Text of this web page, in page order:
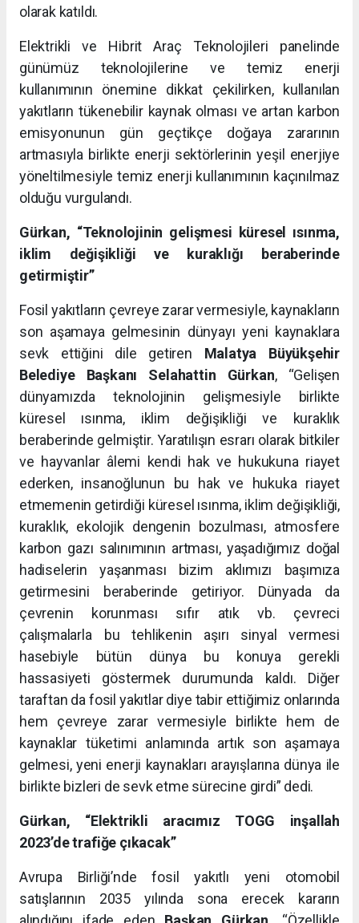
olarak katıldı.
Elektrikli ve Hibrit Araç Teknolojileri panelinde
günümüz teknolojilerine ve temiz enerji
kullanımının önemine dikkat çekilirken, kullanılan
yakıtların tükenebilir kaynak olması ve artan karbon
emisyonunun gün geçtikçe doğaya zararının
artmasıyla birlikte enerji sektörlerinin yeşil enerjiye
yöneltilmesiyle temiz enerji kullanımının kaçınılmaz
olduğu vurgulandı.
Gürkan, “Teknolojinin gelişmesi küresel ısınma,
iklim değişikliği ve kuraklığı beraberinde
getirmiştir”
Fosil yakıtların çevreye zarar vermesiyle, kaynakların
son aşamaya gelmesinin dünyayı yeni kaynaklara
sevk ettiğini dile getiren Malatya Büyükşehir
Belediye Başkanı Selahattin Gürkan, “Gelişen
dünyamızda teknolojinin gelişmesiyle birlikte
küresel ısınma, iklim değişikliği ve kuraklık
beraberinde gelmiştir. Yaratılışın esrarı olarak bitkiler
ve hayvanlar âlemi kendi hak ve hukukuna riayet
ederken, insanoğlunun bu hak ve hukuka riayet
etmemenin getirdiği küresel ısınma, iklim değişikliği,
kuraklık, ekolojik dengenin bozulması, atmosfere
karbon gazı salınımının artması, yaşadığımız doğal
hadiselerin yaşanması bizim aklımızı başımıza
getirmesini beraberinde getiriyor. Dünyada da
çevrenin korunması sıfır atık vb. çevreci
çalışmalarla bu tehlikenin aşırı sinyal vermesi
hasebiyle bütün dünya bu konuya gerekli
hassasiyeti göstermek durumunda kaldı. Diğer
taraftan da fosil yakıtlar diye tabir ettiğimiz onlarında
hem çevreye zarar vermesiyle birlikte hem de
kaynaklar tüketimi anlamında artık son aşamaya
gelmesi, yeni enerji kaynakları arayışlarına dünya ile
birlikte bizleri de sevk etme sürecine girdi” dedi.
Gürkan, “Elektrikli aracımız TOGG inşallah
2023’de trafiğe çıkacak”
Avrupa Birliği’nde fosil yakıtlı yeni otomobil
satışlarının 2035 yılında sona erecek kararın